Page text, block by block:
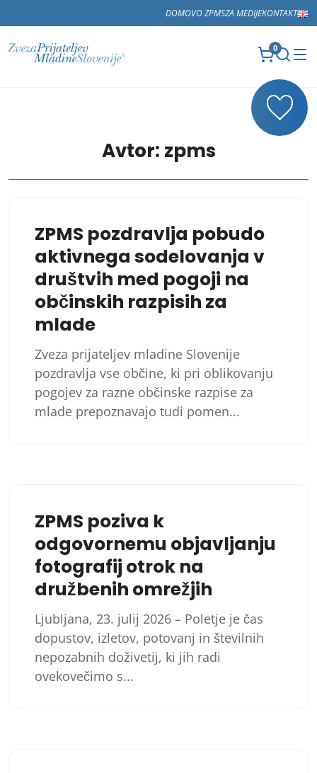
DOMOVO ZPMSZA MEDIJEKONTAKT
0
Avtor: zpms
ZPMS pozdravlja pobudo
aktivnega sodelovanja v
društvih med pogoji na
občinskih razpisih za
mlade
Zveza prijateljev mladine Slovenije
pozdravlja vse občine, ki pri oblikovanju
pogojev za razne občinske razpise za
mlade prepoznavajo tudi pomen...
ZPMS poziva k
odgovornemu objavljanju
fotografij otrok na
družbenih omrežjih
Ljubljana, 23. julij 2026 – Poletje je čas
dopustov, izletov, potovanj in številnih
nepozabnih doživetij, ki jih radi
ovekovečimo s...